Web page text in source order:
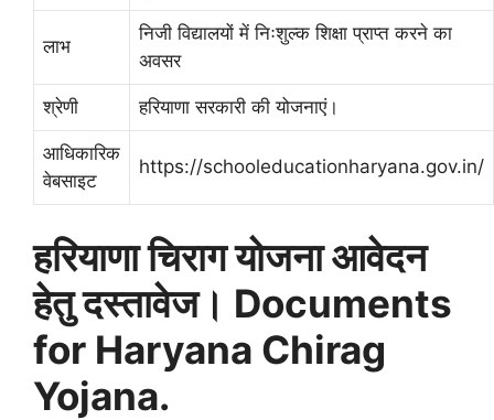
लाभ
निजी विद्यालयों में निःशुल्क शिक्षा प्राप्त करने का
अवसर
श्रेणी हरियाणा सरकारी की योजनाएं।
आधिकारिक
वेबसाइट
https://schooleducationharyana.gov.in/
हरियाणा चिराग योजना आवेदन
हेतु दस्तावेज। Documents
for Haryana Chirag
Yojana.